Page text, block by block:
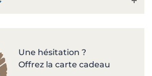
Une hésitation ?
Offrez la carte cadeau